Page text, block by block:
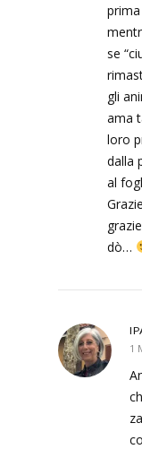
se
gli
ama
loro
dalla
al
dò…
1